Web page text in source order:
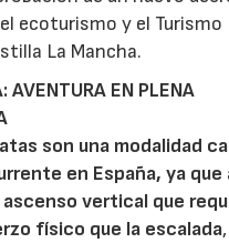
ecoturismo y el Turismo
La Mancha.
AVENTURA EN PLENA
son una modalidad
en España, ya que
vertical que
físico que la escalada,